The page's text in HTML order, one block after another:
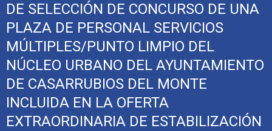
DE SELECCIÓN DE CONCURSO DE UNA
PLAZA DE PERSONAL SERVICIOS
MÚLTIPLES/PUNTO LIMPIO DEL
NÚCLEO URBANO DEL AYUNTAMIENTO
DE CASARRUBIOS DEL MONTE
INCLUIDA EN LA OFERTA
EXTRAORDINARIA DE ESTABILIZACIÓN